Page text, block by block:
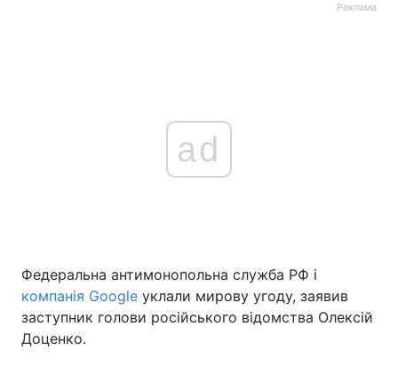
Реклама
ad
Федеральна антимонопольна служба РФ і
компанія Google уклали мирову угоду, заявив
заступник голови російського відомства Олексій
Доценко.